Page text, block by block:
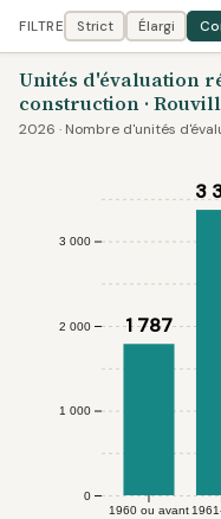
FILTRE Strict Élargi
Unités d'évaluation
construction ·
2026 · Nombre d'unités
0
1 000
2 000
3 000
1960 ou avant
1 787
3